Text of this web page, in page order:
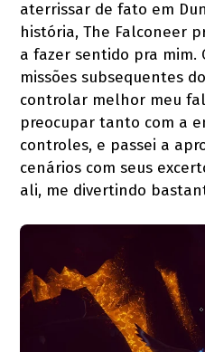
aterrissar de fato em
história, The Falconeer
a fazer sentido pra mim.
missões subsequentes
controlar melhor meu
preocupar tanto com a
controles, e passei a
cenários com seus
ali, me divertindo